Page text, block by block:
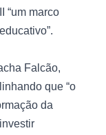
“um marco
Falcão,
que “o
da